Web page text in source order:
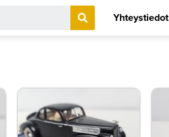
Search
Yhteystiedot